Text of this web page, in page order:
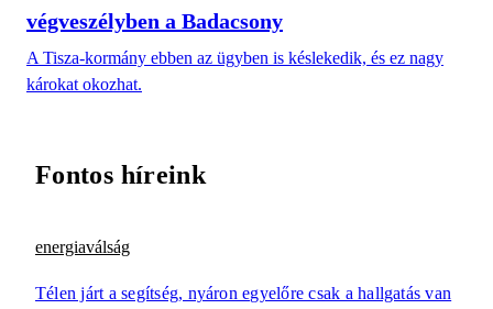
végveszélyben a Badacsony
A Tisza-kormány ebben az ügyben is késlekedik, és ez nagy
károkat okozhat.
Fontos híreink
energiaválság
Télen járt a segítség, nyáron egyelőre csak a hallgatás van